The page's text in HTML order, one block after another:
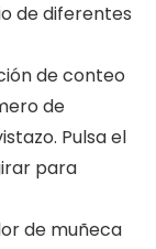
de diferentes
de conteo
de
Pulsa el
para
de muñeca